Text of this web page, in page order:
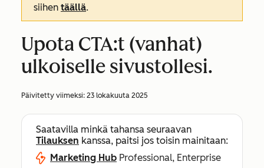
siihen täällä.
Upota CTA:t (vanhat)
ulkoiselle sivustollesi.
Päivitetty viimeksi: 23 lokakuuta 2025
Saatavilla minkä tahansa seuraavan
Tilauksen kanssa, paitsi jos toisin mainitaan:
Marketing Hub Professional, Enterprise